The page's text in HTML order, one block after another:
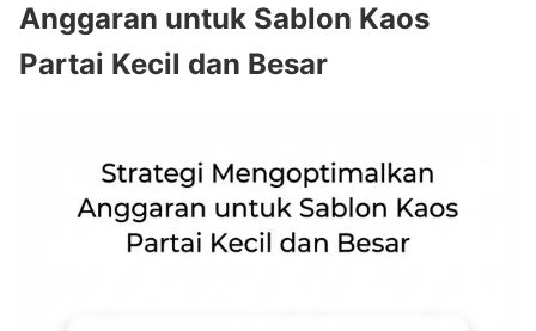
Anggaran untuk Sablon Kaos
Partai Kecil dan Besar